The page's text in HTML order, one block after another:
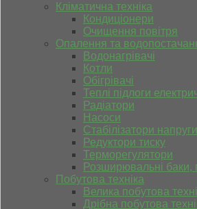
Кліматична техніка
Кондиціонери
Очищення повітря
Опалення та
Водонагрівачі
Котли
Обігрівачі
Теплі підлоги
Радіатори
Насоси
Стабілізатори напруги
Редуктори тиску
Терморегулятори
Розширювальні баки,
Побутова техніка
Велика побутова
Дрібна побутова